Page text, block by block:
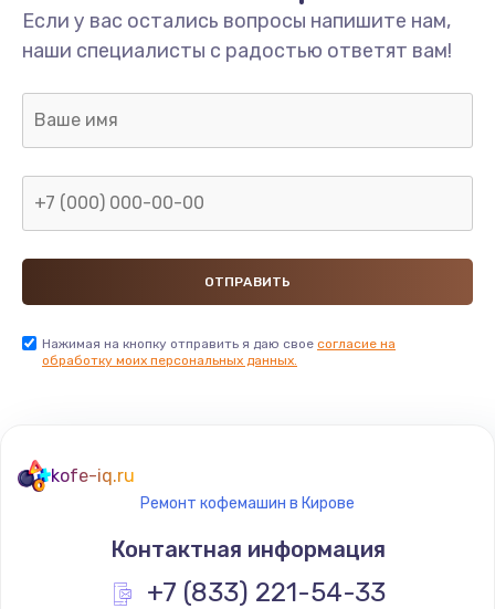
Если у вас остались вопросы напишите нам,
наши специалисты с радостью ответят вам!
Нажимая на кнопку отправить я даю свое согласие на
обработку моих персональных данных.
kofe-iq.ru
Ремонт кофемашин в Кирове
Контактная информация
+7 (833) 221-54-33